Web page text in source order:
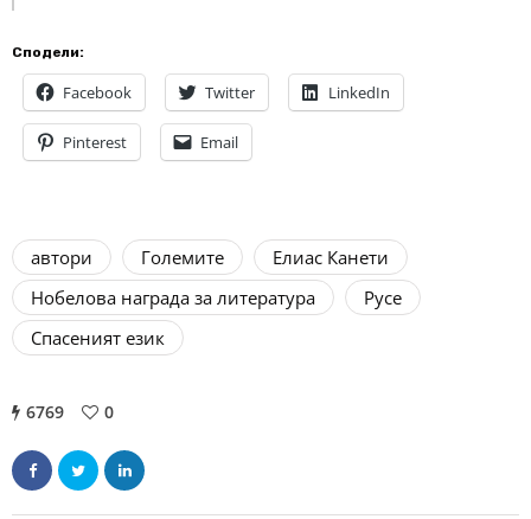
Сподели:
Facebook Twitter LinkedIn
Pinterest Email
автори Големите
Елиас Канети
Нобелова награда за литература
Русе
Спасеният език
6769 0